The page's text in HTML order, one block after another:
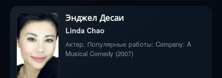
Энджел Десаи
Linda Chao
Актер. Популярные работы: Company: A
Musical Comedy (2007)